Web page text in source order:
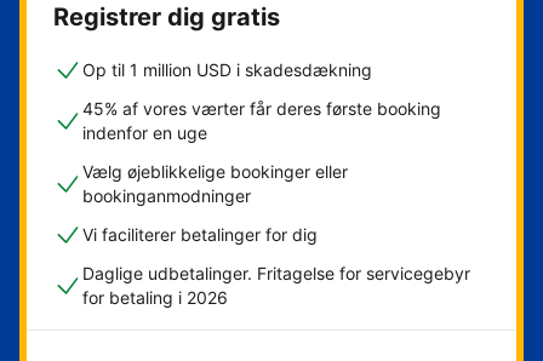
Registrer dig gratis
Op til 1 million USD i skadesdækning
45% af vores værter får deres første booking
indenfor en uge
Vælg øjeblikkelige bookinger eller
bookinganmodninger
Vi faciliterer betalinger for dig
Daglige udbetalinger. Fritagelse for servicegebyr
for betaling i 2026